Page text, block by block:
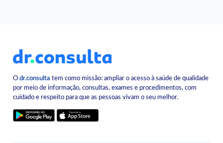
Odr.consulta tem como missão: ampliar o acesso à saúde de qualidade
por meio de informação, consultas, exames e procedimentos, com
cuidado e respeito para que as pessoas vivam o seu melhor.